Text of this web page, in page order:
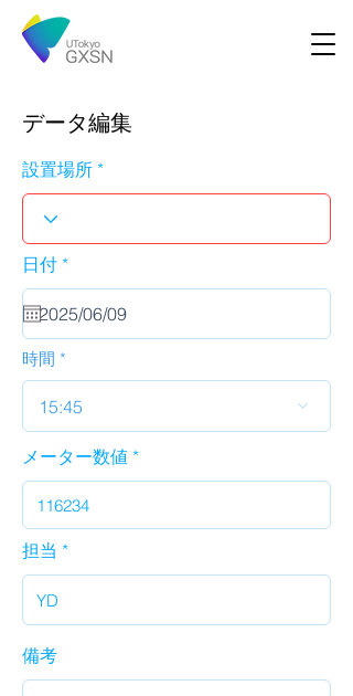
データ編集
設置場所
日付 *r
u
i
d
時間
15:45
メーター数値
担当
備考